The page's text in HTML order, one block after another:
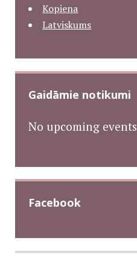
Kopiena
Latviskums
Gaidāmie notikumi
No upcoming events
Facebook